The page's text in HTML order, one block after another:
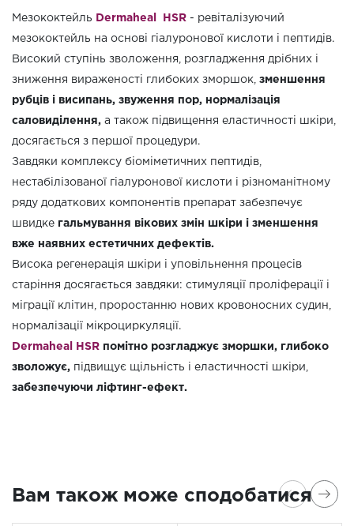
Мезококтейль Dermaheal HSR - ревіталізуючий
мезококтейль на основі гіалуронової кислоти і пептидів.
Високий ступінь зволоження, розгладження дрібних і
зниження вираженості глибоких зморшок, зменшення
рубців і висипань, звуження пор, нормалізація
саловиділення, а також підвищення еластичності шкіри,
досягається з першої процедури.
Завдяки комплексу біоміметичних пептидів,
нестабілізованої гіалуронової кислоти і різноманітному
ряду додаткових компонентів препарат забезпечує
швидке гальмування вікових змін шкіри і зменшення
вже наявних естетичних дефектів.
Висока регенерація шкіри і уповільнення процесів
старіння досягається завдяки: стимуляції проліферації і
міграції клітин, проростанню нових кровоносних судин,
нормалізації мікроциркуляції.
Dermaheal HSR помітно розгладжує зморшки, глибоко
зволожує, підвищує щільність і еластичності шкіри,
забезпечуючи ліфтинг-ефект.
Вам також може сподобатися